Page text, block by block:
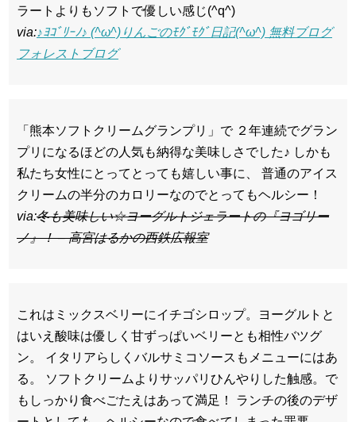
ラートよりもソフトで優しい感じ(^q^)
via:♪ﾖｺﾞﾘｰﾉ♪ (^ω^)りんごのﾓｸﾞﾓｸﾞ日記(^ω^) 無料ブログ
フォレストブログ
「熊本ソフトクリームグランプリ」で ２年連続でグラン
プリになるほどの人気も納得な美味しさでした♪ しかも
私たち女性にとってとっても嬉しい事に、 普通のアイス
クリームの半分のカロリーなのでとってもヘルシー！
via:冬も美味しい☆ヨーグルトジェラートの『ヨゴリー
ノ』！ – 高宮はるかの西鉄広報室
これはミックスベリーにイチゴシロップ。ヨーグルトと
はいえ酸味は優しく甘ずっぱいベリーとも相性バツグ
ン。 イタリアらしくバルサミコソースもメニューにはあ
る。 ソフトクリームよりサッパリひんやりした触感。で
もしっかり食べごたえはあって満足！ ランチの後のデザ